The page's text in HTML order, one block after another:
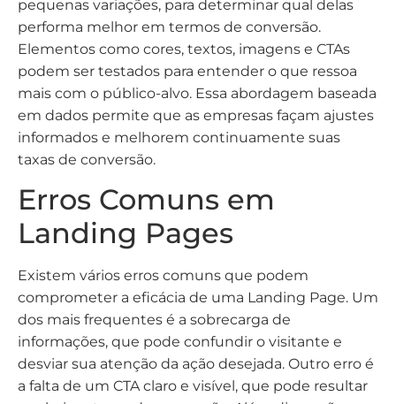
pequenas variações, para determinar qual delas
performa melhor em termos de conversão.
Elementos como cores, textos, imagens e CTAs
podem ser testados para entender o que ressoa
mais com o público-alvo. Essa abordagem baseada
em dados permite que as empresas façam ajustes
informados e melhorem continuamente suas
taxas de conversão.
Erros Comuns em
Landing Pages
Existem vários erros comuns que podem
comprometer a eficácia de uma Landing Page. Um
dos mais frequentes é a sobrecarga de
informações, que pode confundir o visitante e
desviar sua atenção da ação desejada. Outro erro é
a falta de um CTA claro e visível, que pode resultar